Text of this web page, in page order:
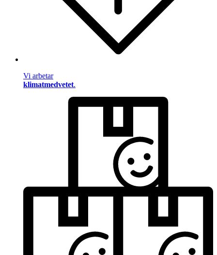
Vi arbetar
klimatmedvetet.